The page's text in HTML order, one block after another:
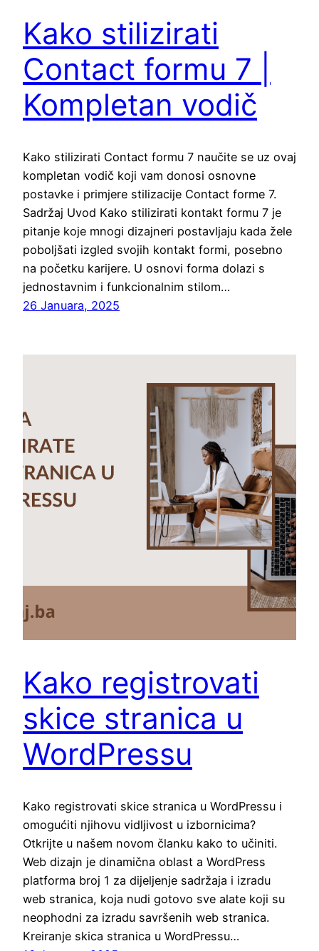
Kako stilizirati
Contact formu 7 |
Kompletan vodič
Kako stilizirati Contact formu 7 naučite se uz ovaj
kompletan vodič koji vam donosi osnovne
postavke i primjere stilizacije Contact forme 7.
Sadržaj Uvod Kako stilizirati kontakt formu 7 je
pitanje koje mnogi dizajneri postavljaju kada žele
poboljšati izgled svojih kontakt formi, posebno
na početku karijere. U osnovi forma dolazi s
jednostavnim i funkcionalnim stilom…
26 Januara, 2025
Kako registrovati
skice stranica u
WordPressu
Kako registrovati skice stranica u WordPressu i
omogućiti njihovu vidljivost u izbornicima?
Otkrijte u našem novom članku kako to učiniti.
Web dizajn je dinamična oblast a WordPress
platforma broj 1 za dijeljenje sadržaja i izradu
web stranica, koja nudi gotovo sve alate koji su
neophodni za izradu savršenih web stranica.
Kreiranje skica stranica u WordPressu…